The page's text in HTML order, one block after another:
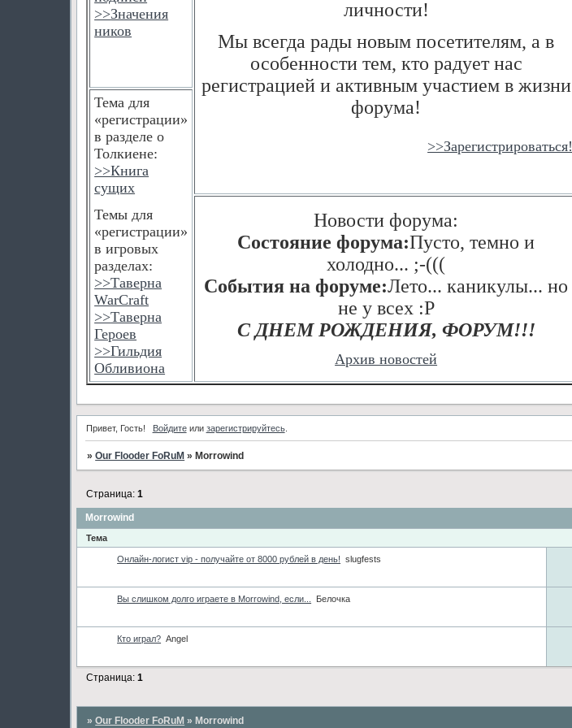
>>Значения
ников
личности!
Мы всегда рады новым посетителям, а в
особенности тем, кто радует нас
регистрацией и активным участием в жизни
форума!
>>Зарегистрироваться!
Тема для
«регистрации»
в разделе о
Толкиене:
>>Книга
сущих
Темы для
«регистрации»
в игровых
разделах:
>>Таверна
WarCraft
>>Таверна
Героев
>>Гильдия
Обливиона
Новости форума:
Состояние форума:Пусто, темно и
холодно... ;-(((
События на форуме:Лето... каникулы... но
не у всех :P
С ДНЕМ РОЖДЕНИЯ, ФОРУМ!!!
Архив новостей
Привет, Гость! Войдитеили зарегистрируйтесь.
»Our Flooder FoRuM »Morrowind
Morrowind
Страница:1
Тема
Онлайн-логист vip - получайте от 8000 рублей в день! slugfests
Вы слишком долго играете в Morrowind, если...
Белочка
Кто играл? Angel
Страница:1
»Our Flooder FoRuM » Morrowind